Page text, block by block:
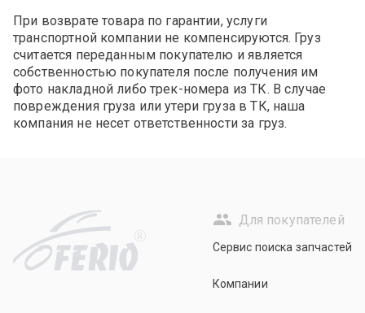
При возврате товара по гарантии, услуги
транспортной компании не компенсируются. Груз
считается переданным покупателю и является
собственностью покупателя после получения им
фото накладной либо трек-номера из ТК. В случае
повреждения груза или утери груза в ТК, наша
компания не несет ответственности за груз.
R
Для покупателей
Сервис поиска запчастей
Компании